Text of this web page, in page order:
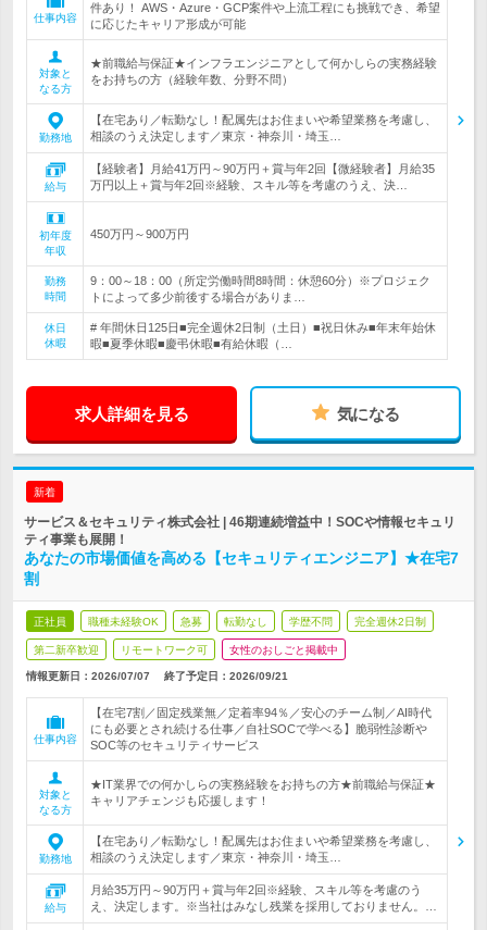
仕事内容
件あり！ AWS・Azure・GCP案件や上流工程にも挑戦でき、希望
に応じたキャリア形成が可能
対象と
なる方
★前職給与保証★インフラエンジニアとして何かしらの実務経験
をお持ちの方（経験年数、分野不問）
勤務地
【在宅あり／転勤なし！配属先はお住まいや希望業務を考慮し、
相談のうえ決定します／東京・神奈川・埼玉…
給与
【経験者】月給41万円～90万円＋賞与年2回【微経験者】月給35
万円以上＋賞与年2回※経験、スキル等を考慮のうえ、決…
初年度
年収
450万円～900万円
勤務
時間
9：00～18：00（所定労働時間8時間：休憩60分）※プロジェク
トによって多少前後する場合がありま…
休日
休暇
# 年間休日125日■完全週休2日制（土日）■祝日休み■年末年始休
暇■夏季休暇■慶弔休暇■有給休暇（…
求人詳細を見る 気になる
新着
サービス＆セキュリティ株式会社 | 46期連続増益中！SOCや情報セキュリ
ティ事業も展開！
あなたの市場価値を高める【セキュリティエンジニア】★在宅7
割
正社員 職種未経験OK 急募 転勤なし 学歴不問 完全週休2日制
第二新卒歓迎 リモートワーク可 女性のおしごと掲載中
情報更新日：2026/07/07 終了予定日： 2026/09/21
仕事内容
【在宅7割／固定残業無／定着率94％／安心のチーム制／AI時代
にも必要とされ続ける仕事／自社SOCで学べる】脆弱性診断や
SOC等のセキュリティサービス
対象と
なる方
★IT業界での何かしらの実務経験をお持ちの方★前職給与保証★
キャリアチェンジも応援します！
勤務地
【在宅あり／転勤なし！配属先はお住まいや希望業務を考慮し、
相談のうえ決定します／東京・神奈川・埼玉…
給与
月給35万円～90万円＋賞与年2回※経験、スキル等を考慮のう
え、決定します。※当社はみなし残業を採用しておりません。…